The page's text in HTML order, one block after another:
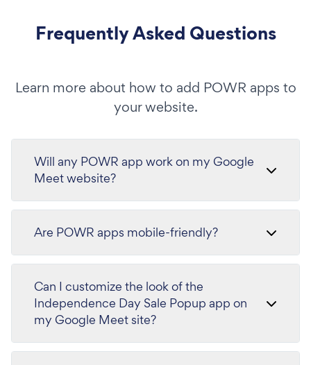
Frequently Asked Questions
Learn more about how to add POWR apps to
your website.
Will any POWR app work on my Google
Meet website?
Are POWR apps mobile-friendly?
Can I customize the look of the
Independence Day Sale Popup app on
my Google Meet site?